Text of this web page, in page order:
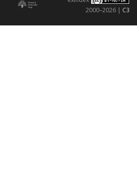
2000–2026 | C3